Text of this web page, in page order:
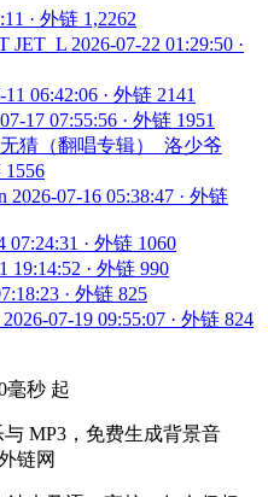
· 外链 1,2262
JET_L 2026-07-22 01:29:50 ·
11 06:42:06 · 外链 2141
17 07:55:56 · 外链 1951
猜（翻唱专辑）_洛少爷
1556
2026-07-16 05:38:47 · 外链
07:24:31 · 外链 1060
19:14:52 · 外链 990
· 外链 825
2026-07-19 09:55:07 · 外链 824
毫秒 起
MP3，免费生成背景音
链网